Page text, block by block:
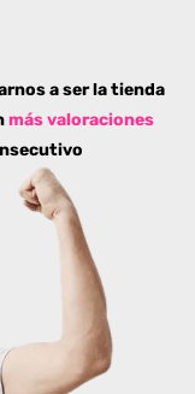
a ser la tienda
más valoraciones